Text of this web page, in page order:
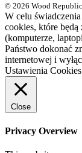
© 2026 Wood Republic
W celu
cookies, które będą
(komputerze,
Państwo dokonać
internetowej i
Ustawienia Cookies
Close
Privacy Overview